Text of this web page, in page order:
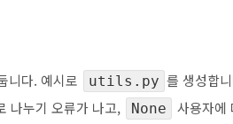
니다. 예시로 utils.py 를 생성합
나누기 오류가 나고,
None 사용자에